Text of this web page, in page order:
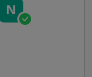
N